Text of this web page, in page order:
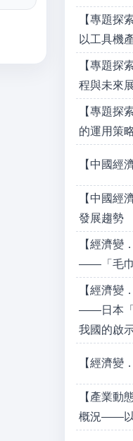
【專題
以工具機
【專題探
程與未來
【專題探
的運用策
【中國經
【中國經
發展趨勢
【經濟變
——「毛巾
【經濟變
——日本「
我國的啟
【經濟變
【產業動
概況——以